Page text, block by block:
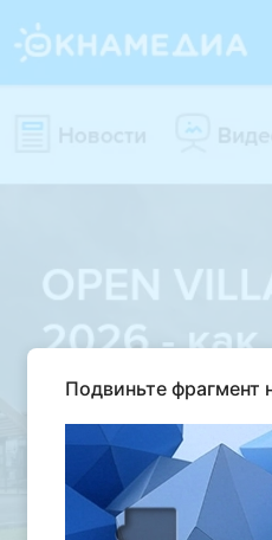
Подвиньте фрагмент